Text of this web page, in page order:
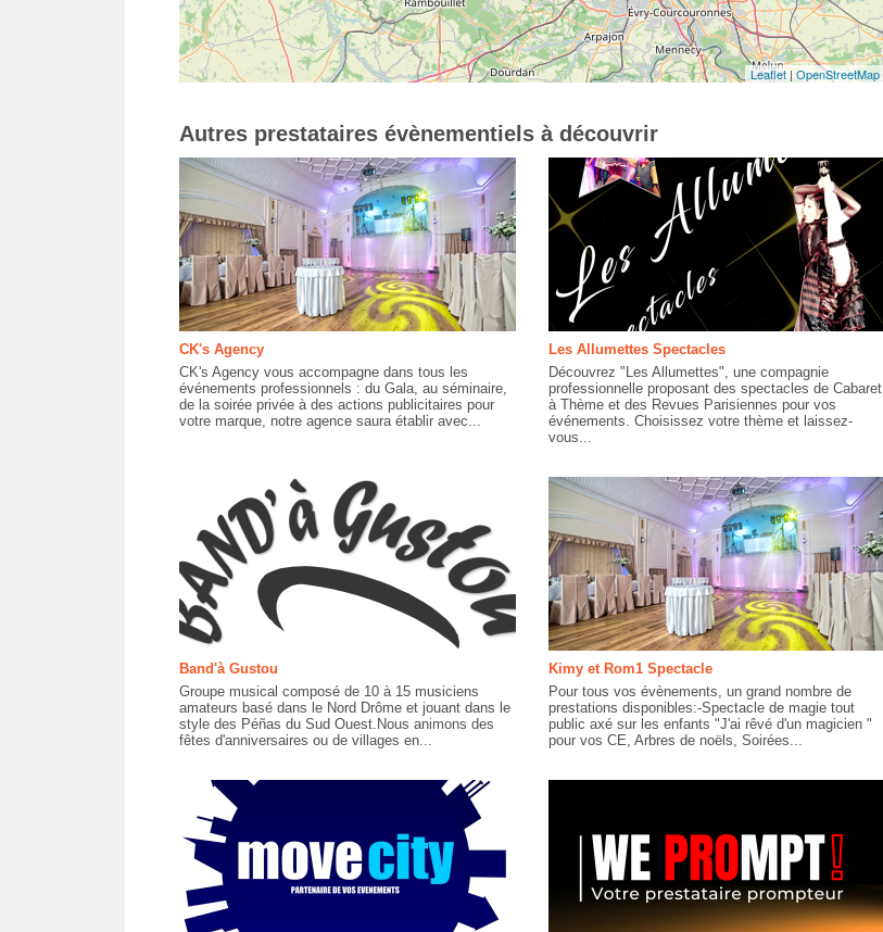
Leaflet|OpenStreetMap
Autres prestataires évènementiels à découvrir
CK's Agency
CK's Agency vous accompagne dans tous les
événements professionnels : du Gala, au séminaire,
de la soirée privée à des actions publicitaires pour
votre marque, notre agence saura établir avec...
Les Allumettes Spectacles
Découvrez "Les Allumettes", une compagnie
professionnelle proposant des spectacles de Cabaret
à Thème et des Revues Parisiennes pour vos
événements. Choisissez votre thème et laissez-
vous...
Band'à Gustou
Groupe musical composé de 10 à 15 musiciens
amateurs basé dans le Nord Drôme et jouant dans le
style des Péñas du Sud Ouest.Nous animons des
fêtes d'anniversaires ou de villages en...
Kimy et Rom1 Spectacle
Pour tous vos évènements, un grand nombre de
prestations disponibles:-Spectacle de magie tout
public axé sur les enfants "J'ai rêvé d'un magicien "
pour vos CE, Arbres de noëls, Soirées...